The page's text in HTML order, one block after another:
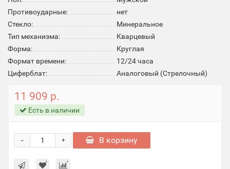
Противоударные:
нет
Стекло:
Минеральное
Тип механизма:
Кварцевый
Форма:
Круглая
Формат времени:
12/24 часа
Циферблат:
Аналоговый (Стрелочный)
11 909 р.
Есть в наличии
+
- В корзину